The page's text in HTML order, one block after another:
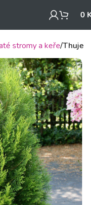
0
stromy a keře Thuje